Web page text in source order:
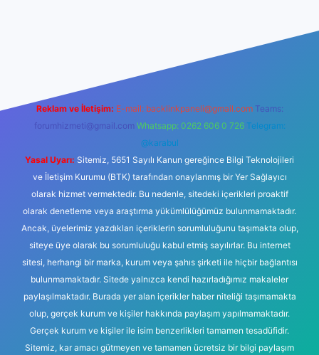
Reklam ve İletişim: E-mail: backlinkpaneli@gmail.com Teams:
forumhizmeti@gmail.com Whatsapp: 0262 606 0 726 Telegram:
@karabul
Yasal Uyarı: Sitemiz, 5651 Sayılı Kanun gereğince Bilgi Teknolojileri
ve İletişim Kurumu (BTK) tarafından onaylanmış bir Yer Sağlayıcı
olarak hizmet vermektedir. Bu nedenle, sitedeki içerikleri proaktif
olarak denetleme veya araştırma yükümlülüğümüz bulunmamaktadır.
Ancak, üyelerimiz yazdıkları içeriklerin sorumluluğunu taşımakta olup,
siteye üye olarak bu sorumluluğu kabul etmiş sayılırlar. Bu internet
sitesi, herhangi bir marka, kurum veya şahıs şirketi ile hiçbir bağlantısı
bulunmamaktadır. Sitede yalnızca kendi hazırladığımız makaleler
paylaşılmaktadır. Burada yer alan içerikler haber niteliği taşımamakta
olup, gerçek kurum ve kişiler hakkında paylaşım yapılmamaktadır.
Gerçek kurum ve kişiler ile isim benzerlikleri tamamen tesadüfidir.
Sitemiz, kar amacı gütmeyen ve tamamen ücretsiz bir bilgi paylaşım